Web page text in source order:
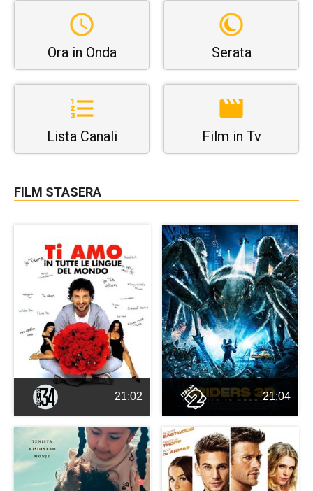
Ora in Onda Serata
Lista Canali Film in Tv
FILM STASERA
21:02 21:04